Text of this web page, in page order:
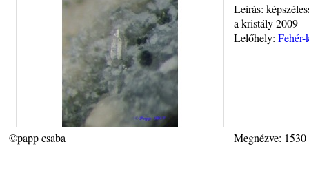
Leírás:
a kristály 2009
Lelőhely:
©papp csaba Megnézve: